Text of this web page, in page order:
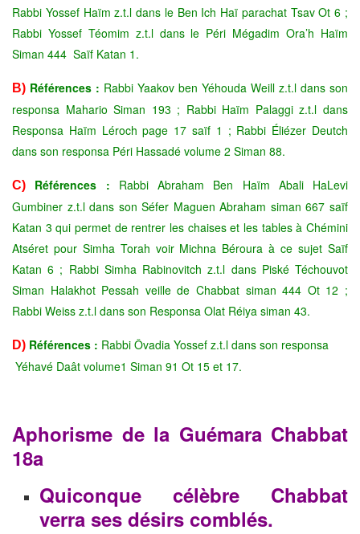
Rabbi Yossef Haïm z.t.l dans le Ben Ich Haï parachat Tsav Ot 6 ;
Rabbi Yossef Téomim z.t.l dans le Péri Mégadim Ora’h Haïm
Siman 444 Saïf Katan 1.
B) Références : Rabbi Yaakov ben Yéhouda Weill z.t.l dans son
responsa Mahario Siman 193 ; Rabbi Haïm Palaggi z.t.l dans
Responsa Haïm Léroch page 17 saïf 1 ; Rabbi Éliézer Deutch
dans son responsa Péri Hassadé volume 2 Siman 88.
C) Références : Rabbi Abraham Ben Haïm Abali HaLevi
Gumbiner z.t.l dans son Séfer Maguen Abraham siman 667 saïf
Katan 3 qui permet de rentrer les chaises et les tables à Chémini
Atséret pour Simha Torah voir Michna Béroura à ce sujet Saïf
Katan 6 ; Rabbi Simha Rabinovitch z.t.l dans Piské Téchouvot
Siman Halakhot Pessah veille de Chabbat siman 444 Ot 12 ;
Rabbi Weiss z.t.l dans son Responsa Olat Réiya siman 43.
D) Références : Rabbi Ôvadia Yossef z.t.l dans son responsa
Yéhavé Daât volume1 Siman 91 Ot 15 et 17.
Aphorisme de la Guémara Chabbat
18a
Quiconque célèbre Chabbat
verra ses désirs comblés.